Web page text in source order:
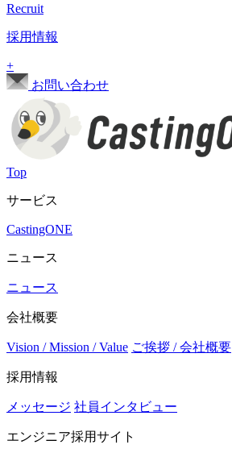
Recruit
採用情報
+
お問い合わせ
Top
サービス
CastingONE
ニュース
ニュース
会社概要
Vision / Mission / Value ご挨拶 / 会社概要
採用情報
メッセージ 社員インタビュー
エンジニア採用サイト